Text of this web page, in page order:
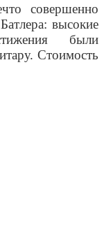
совершенно
высокие
были
Стоимость